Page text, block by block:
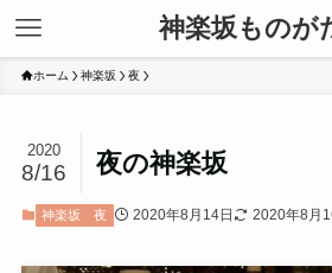
神楽坂ものが
ホーム 神楽坂 夜
夜の神楽坂
2020
8/16
神楽坂 夜 2020年8月14日 2020年8月